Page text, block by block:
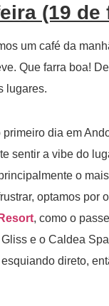
(19 de
um café da
Que farra boa!
lugares.
dia em
sentir a vibe do
o
optamos
, como o
e o Caldea
direto,